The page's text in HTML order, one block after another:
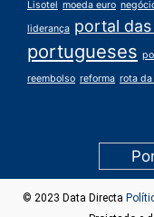
Lisotel moeda euro
liderança portal
portugueses
reembolso reforma rota da
© 2023 Data Directa